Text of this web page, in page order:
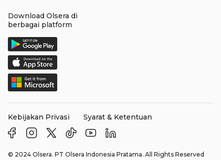
Download Olsera di
berbagai platform
Kebijakan Privasi Syarat & Ketentuan
© 2024 Olsera. PT Olsera Indonesia Pratama. All Rights Reserved